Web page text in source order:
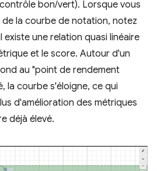
bon/vert). Lorsque vous
de la courbe de notation, notez
une relation quasi linéaire
et le score. Autour d'un
au "point de rendement
la courbe s'éloigne, ce qui
d'amélioration des métriques
déjà élevé.